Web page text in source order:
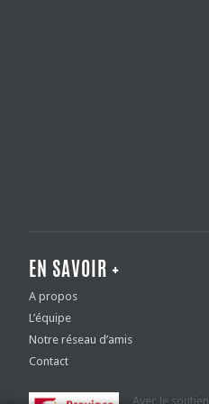
EN SAVOIR +
A propos
L’équipe
Notre réseau d’amis
Contact
Avec le soutien